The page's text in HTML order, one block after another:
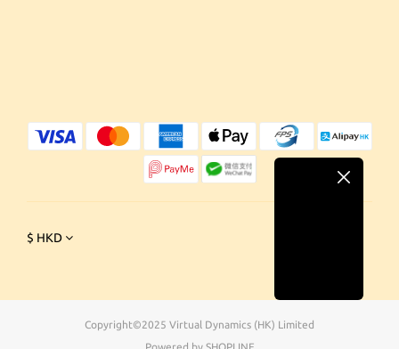
$ HKD
Copyright©2025 Virtual Dynamics (HK) Limited